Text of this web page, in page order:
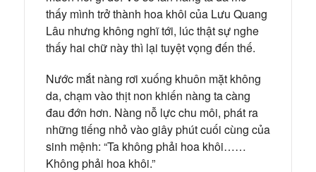
thấy mình trở thành hoa khôi của Lưu Quang
Lâu nhưng không nghĩ tới, lúc thật sự nghe
thấy hai chữ này thì lại tuyệt vọng đến thế.
Nước mắt nàng rơi xuống khuôn mặt không
da, chạm vào thịt non khiến nàng ta càng
đau đớn hơn. Nàng nỗ lực chu môi, phát ra
những tiếng nhỏ vào giây phút cuối cùng của
sinh mệnh: “Ta không phải hoa khôi……
Không phải hoa khôi.”